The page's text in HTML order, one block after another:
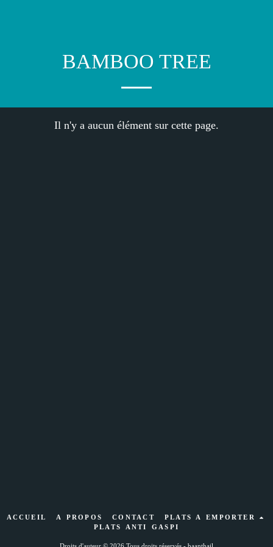
BAMBOO TREE
Il n'y a aucun élément sur cette page.
ACCUEIL A PROPOS CONTACT
PLATS A EMPORTER
PLATS ANTI GASPI